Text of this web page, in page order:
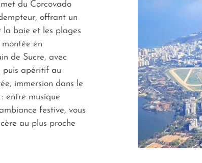
du Corcovado
offrant un
la baie et les plages
montée en
de Sucre, avec
apéritif au
immersion dans le
entre musique
festive, vous
au plus proche